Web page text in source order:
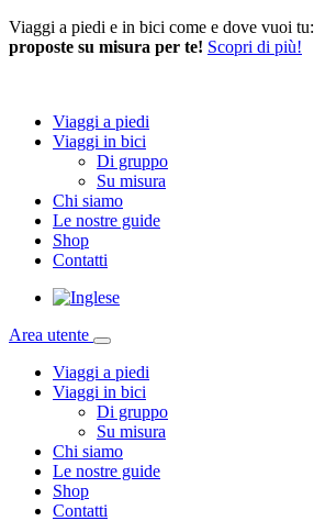
Viaggi a piedi e in bici come e dove vuoi tu:
proposte su misura per te! Scopri di più!
Viaggi a piedi
Viaggi in bici
Di gruppo
Su misura
Chi siamo
Le nostre guide
Shop
Contatti
Area utente
Viaggi a piedi
Viaggi in bici
Di gruppo
Su misura
Chi siamo
Le nostre guide
Shop
Contatti